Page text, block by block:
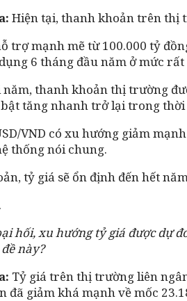
Hiện tại, thanh khoản trên thị
trợ mạnh mẽ từ 100.000 tỷ
6 tháng đầu năm ở mức
thanh khoản thị trường
tăng nhanh trở lại trong
VND có xu hướng giảm
thống nói chung.
hối, xu hướng tỷ giá được dự
này?
Tỷ giá trên thị trường liên
đã giảm khá mạnh về mốc